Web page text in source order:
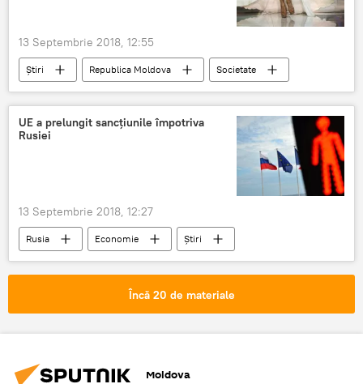
13 Septembrie 2018, 12:55
Știri Republica Moldova
Societate
În lume
Instagram news - postări și comentarii de ultimă oră
Suedia
UE a prelungit sancțiunile împotriva
Rusiei
13 Septembrie 2018, 12:27
Rusia Economie
Știri
Consiliul Europei
Rusia
UE
sanctiuni
Încă 20 de materiale
Moldova